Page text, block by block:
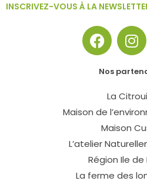
INSCRIVEZ-VOUS À LA
F
a
c
e
o
o
k
I
n
s
t
a
g
r
a
m
Nos
La
Maison de
Maison
L’atelier
Région Ile de
La ferme des